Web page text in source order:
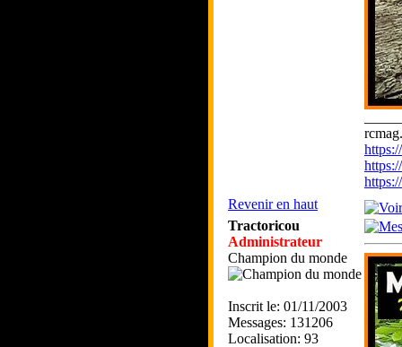
Revenir en haut
Tractoricou
Administrateur
Champion du monde
Inscrit le: 01/11/2003
Messages: 131206
Localisation: 93